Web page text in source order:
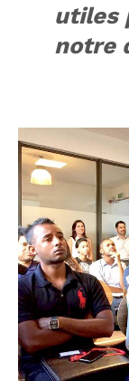
utiles
notre